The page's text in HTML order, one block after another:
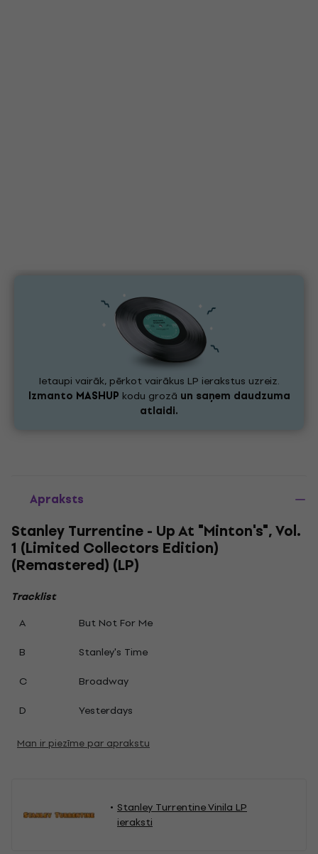
Ietaupi vairāk, pērkot vairākus LP ierakstus uzreiz.
Izmanto MASHUP kodu grozā un saņem daudzuma
atlaidi.
Apraksts
Stanley Turrentine - Up At "Minton's", Vol.
1 (Limited Collectors Edition)
(Remastered) (LP)
Tracklist
A
But Not For Me
B
Stanley's Time
C
Broadway
D
Yesterdays
Man ir piezīme par aprakstu
Stanley Turrentine Vinila LP
ieraksti